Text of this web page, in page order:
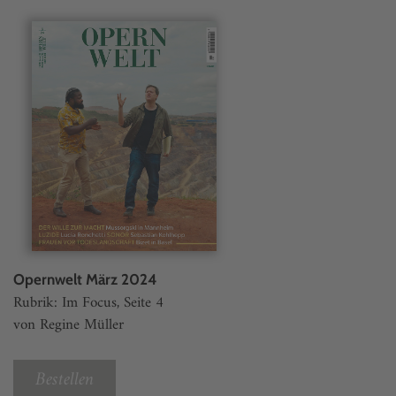
Opernwelt März 2024
Rubrik: Im Focus, Seite 4
von Regine Müller
Bestellen